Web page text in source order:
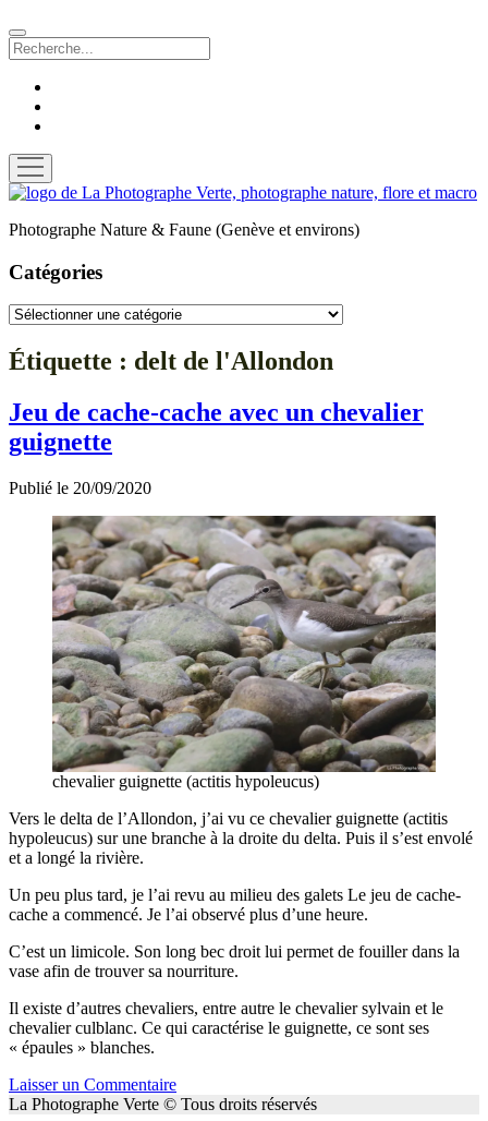
Recherche
ouvrir
menu
La
Verte
Photographe Nature & Faune (Genève et environs)
Catégories
Catégories
Étiquette : delt de l'Allondon
Jeu de cache-cache avec un chevalier
guignette
Publié le 20/09/2020
chevalier guignette (actitis hypoleucus)
Vers le delta de l’Allondon, j’ai vu ce chevalier guignette (actitis
hypoleucus) sur une branche à la droite du delta. Puis il s’est envolé
et a longé la rivière.
Un peu plus tard, je l’ai revu au milieu des galets Le jeu de cache-
cache a commencé. Je l’ai observé plus d’une heure.
C’est un limicole. Son long bec droit lui permet de fouiller dans la
vase afin de trouver sa nourriture.
Il existe d’autres chevaliers, entre autre le chevalier sylvain et le
chevalier culblanc. Ce qui caractérise le guignette, ce sont ses
« épaules » blanches.
Laisser un Commentaire
La Photographe Verte © Tous droits réservés